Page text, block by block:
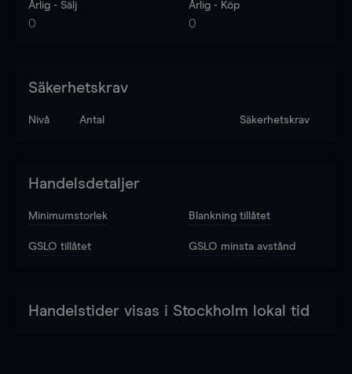
Årlig - Sälj
0
Årlig - Köp
0
Säkerhetskrav
Nivå Antal Säkerhetskrav
Handelsdetaljer
Minimumstorlek Blankning tillåtet
GSLO tillåtet GSLO minsta avstånd
Handelstider visas i Stockholm lokal tid